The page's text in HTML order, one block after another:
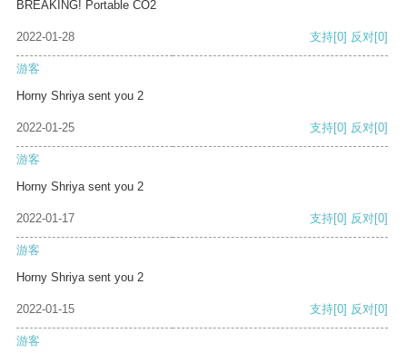
BREAKING! Portable CO2
2022-01-28 支持[0] 反对[0]
游客
Horny Shriya sent you 2
2022-01-25 支持[0] 反对[0]
游客
Horny Shriya sent you 2
2022-01-17 支持[0] 反对[0]
游客
Horny Shriya sent you 2
2022-01-15 支持[0] 反对[0]
游客